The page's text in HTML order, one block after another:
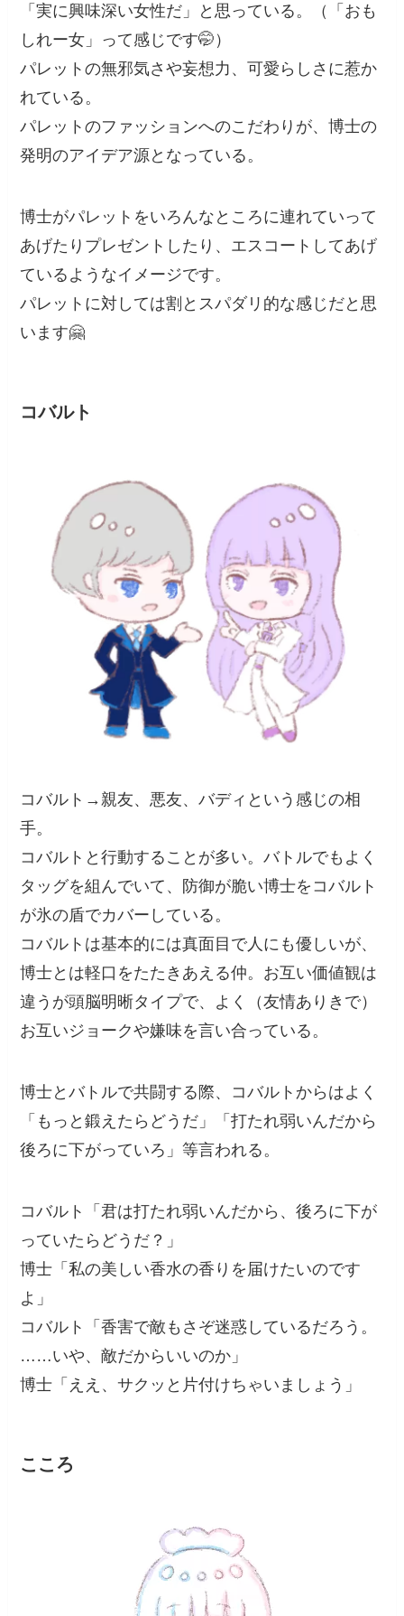
「実に興味深い女性だ」と思っている。（「おも
しれー女」って感じです🤭）
パレットの無邪気さや妄想力、可愛らしさに惹か
れている。
パレットのファッションへのこだわりが、博士の
発明のアイデア源となっている。
博士がパレットをいろんなところに連れていって
あげたりプレゼントしたり、エスコートしてあげ
ているようなイメージです。
パレットに対しては割とスパダリ的な感じだと思
います🤗
コバルト
コバルト→親友、悪友、バディという感じの相
手。
コバルトと行動することが多い。バトルでもよく
タッグを組んでいて、防御が脆い博士をコバルト
が氷の盾でカバーしている。
コバルトは基本的には真面目で人にも優しいが、
博士とは軽口をたたきあえる仲。お互い価値観は
違うが頭脳明晰タイプで、よく（友情ありきで）
お互いジョークや嫌味を言い合っている。
博士とバトルで共闘する際、コバルトからはよく
「もっと鍛えたらどうだ」「打たれ弱いんだから
後ろに下がっていろ」等言われる。
コバルト「君は打たれ弱いんだから、後ろに下が
っていたらどうだ？」
博士「私の美しい香水の香りを届けたいのです
よ」
コバルト「香害で敵もさぞ迷惑しているだろう。
……いや、敵だからいいのか」
博士「ええ、サクッと片付けちゃいましょう」
こころ